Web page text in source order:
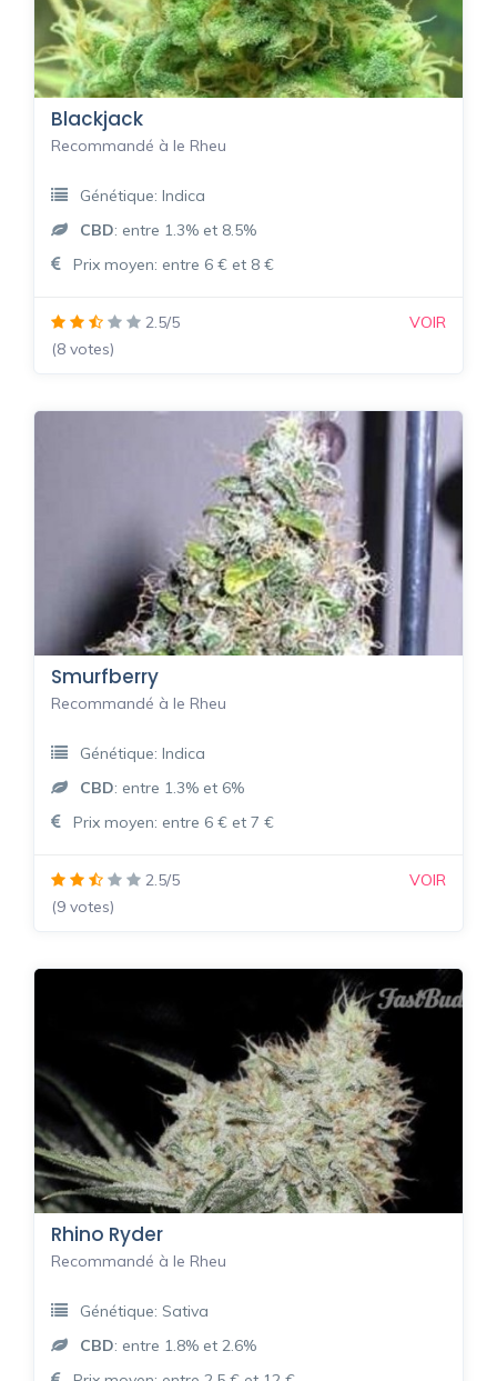
Blackjack
Recommandé à le Rheu
Génétique: Indica
CBD: entre 1.3% et 8.5%
Prix moyen: entre 6 € et 8 €
2.5/5
(8 votes)
VOIR
Smurfberry
Recommandé à le Rheu
Génétique: Indica
CBD: entre 1.3% et 6%
Prix moyen: entre 6 € et 7 €
2.5/5
(9 votes)
VOIR
Rhino Ryder
Recommandé à le Rheu
Génétique: Sativa
CBD: entre 1.8% et 2.6%